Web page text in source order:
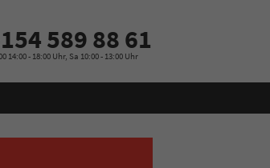
589 88 61
14:00 - 18:00 Uhr, Sa 10:00 - 13:00 Uhr